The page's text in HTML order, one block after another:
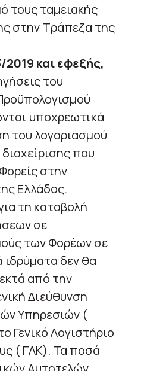
τους ταμειακής
στην Τράπεζα της
και εφεξής,
του
υποχρεωτικά
του λογαριασμού
που
στην
Ελλάδος.
τη καταβολή
σε
των Φορέων σε
ιδρύματα δεν θα
από την
Διεύθυνση
Υπηρεσιών (
Γενικό Λογιστήριο
( ΓΛΚ). Τα ποσά